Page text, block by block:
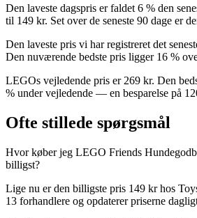
Den laveste dagspris er faldet 6 % den
til 149 kr. Set over de seneste 90 dage er
Den laveste pris vi har registreret det
Den nuværende bedste pris ligger 16 %
LEGOs vejledende pris er 269 kr. Den
% under vejledende — en besparelse på
Ofte stillede spørgsmål
Hvor køber jeg LEGO Friends
billigst?
Lige nu er den billigste pris 149 kr hos
13 forhandlere og opdaterer priserne